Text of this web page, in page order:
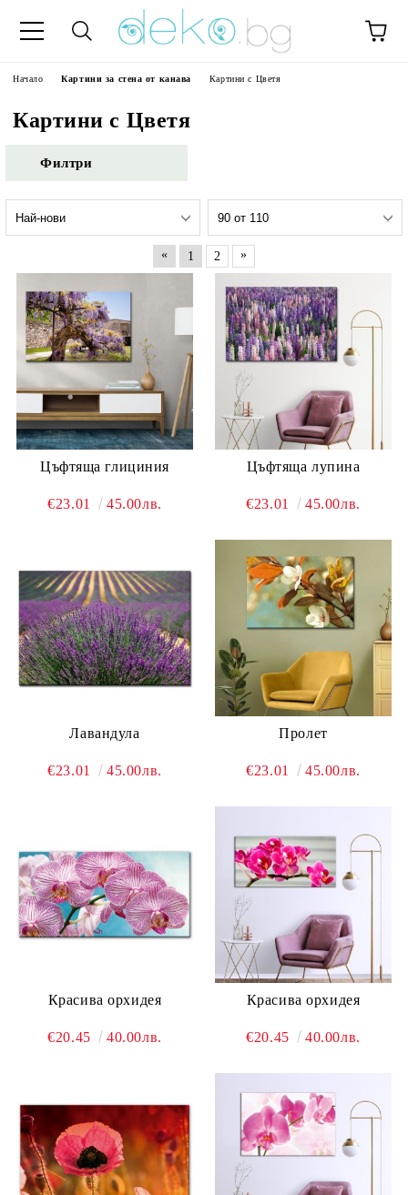
Начало Картини за стена от канава Картини с Цветя
Картини с Цветя
Филтри
« 1 2 »
Цъфтяща глициния
€23.01 45.00лв.
Цъфтяща лупина
€23.01 45.00лв.
Лавандула
€23.01 45.00лв.
Пролет
€23.01 45.00лв.
Красива орхидея
€20.45 40.00лв.
Красива орхидея
€20.45 40.00лв.